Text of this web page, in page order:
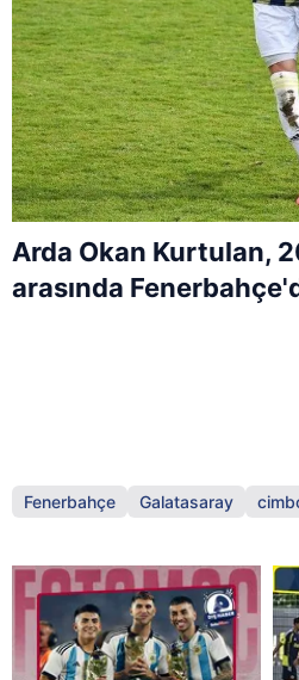
Arda Okan Kurtulan,
arasında
Fenerbahçe Galatasaray